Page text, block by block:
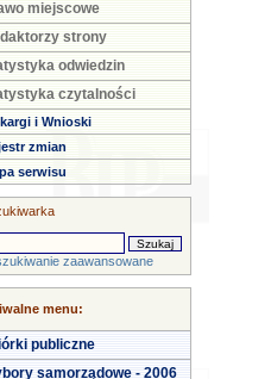
miejscowe
strony
odwiedzin
czytalności
i Wnioski
zmian
serwisu
zaawansowane
menu:
publiczne
samorządowe - 2006